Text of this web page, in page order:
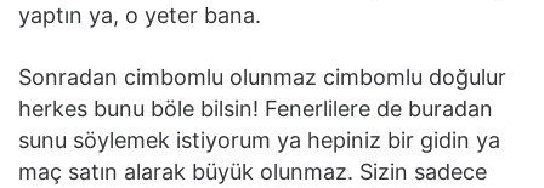
yaptın ya, o yeter bana.
Sonradan cimbomlu olunmaz cimbomlu doğulur
herkes bunu böle bilsin! Fenerlilere de buradan
sunu söylemek istiyorum ya hepiniz bir gidin ya
maç satın alarak büyük olunmaz. Sizin sadece